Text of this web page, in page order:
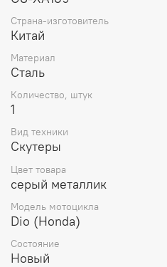
Страна-изготовитель
Китай
Материал
Сталь
Количество, штук
1
Вид техники
Скутеры
Цвет товара
серый металлик
Модель мотоцикла
Dio (Honda)
Состояние
Новый